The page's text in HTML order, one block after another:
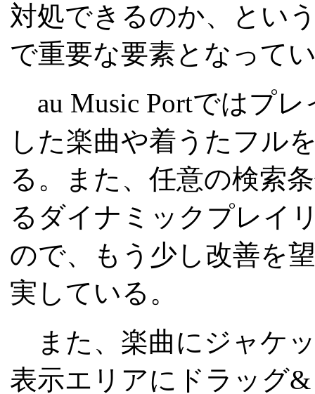
対処できるのか、とい
で重要な要素となって
au Music Portではプ
した楽曲や着うたフル
る。また、任意の検索
るダイナミックプレイ
ので、もう少し改善を
実している。
また、楽曲にジャケ
表示エリアにドラッグ